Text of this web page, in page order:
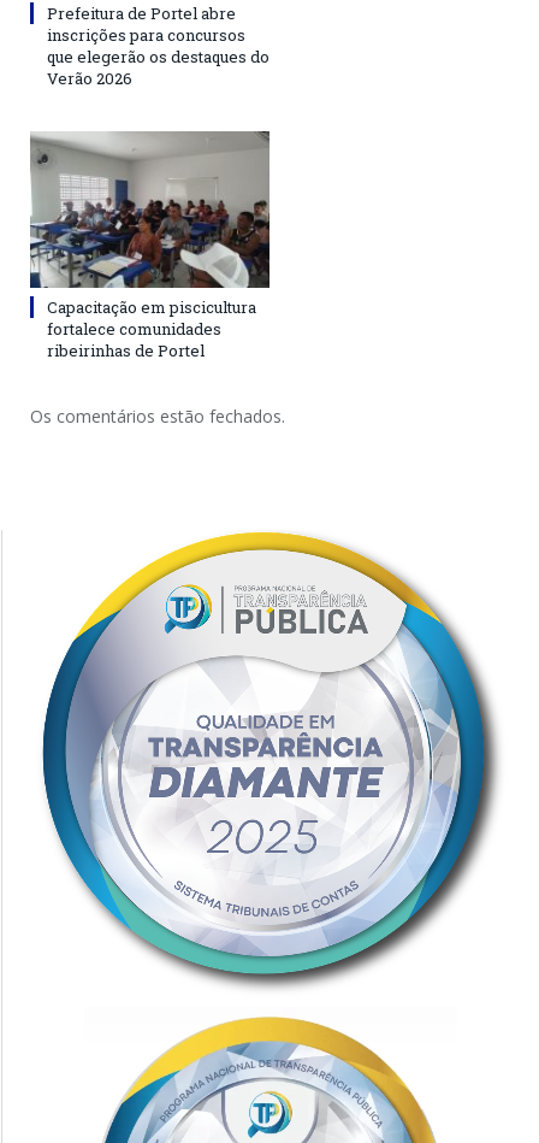
Prefeitura de Portel abre
inscrições para concursos
que elegerão os destaques do
Verão 2026
Capacitação em piscicultura
fortalece comunidades
ribeirinhas de Portel
Os comentários estão fechados.